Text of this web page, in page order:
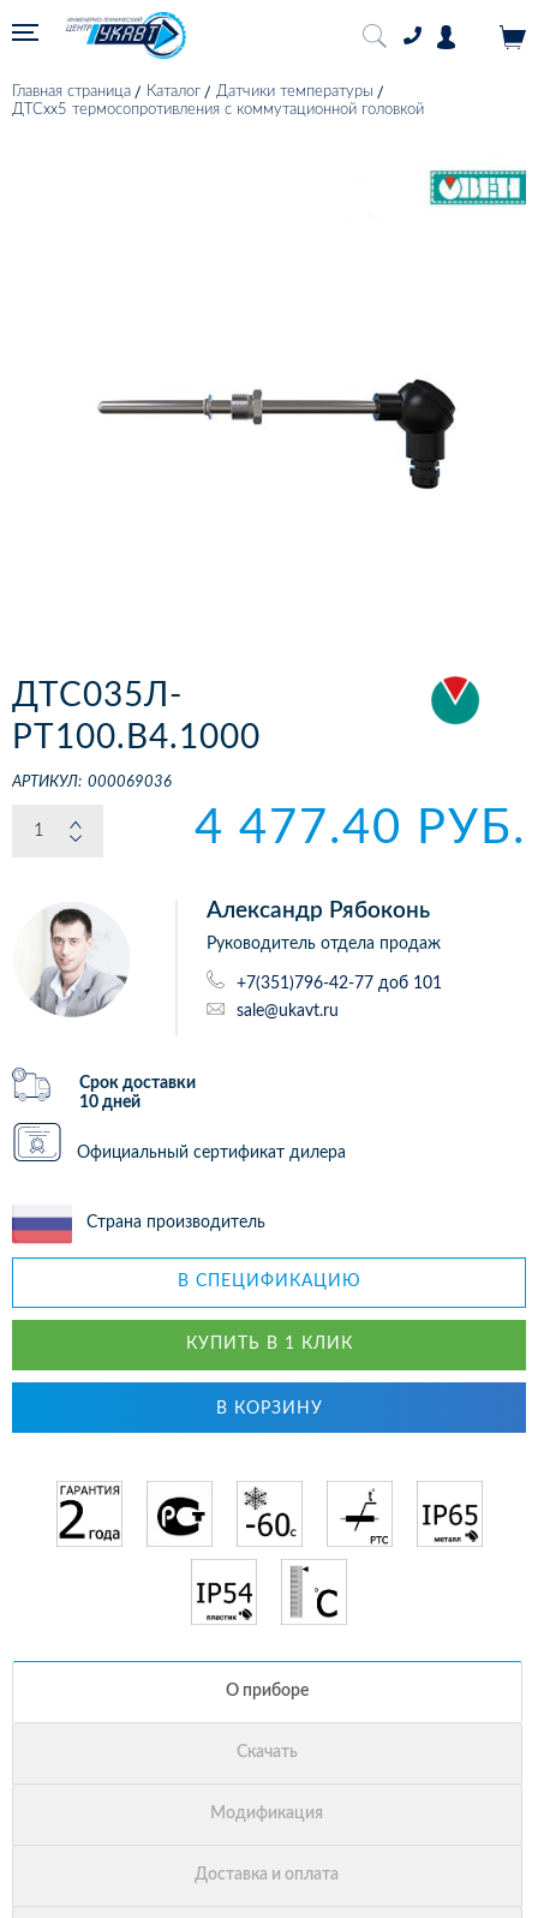
Главная страница Каталог
Датчики температуры
ДТСхх5 термосопротивления с коммутационной головкой
ДТС035Л-
РТ100.В4.1000
АРТИКУЛ: 000069036
4 477.40 РУБ.
Александр Рябоконь
Руководитель отдела продаж
+7(351)796-42-77 доб 101
sale@ukavt.ru
Срок доставки
10 дней
Официальный сертификат дилера
Страна производитель
В СПЕЦИФИКАЦИЮ
КУПИТЬ В 1 КЛИК
В КОРЗИНУ